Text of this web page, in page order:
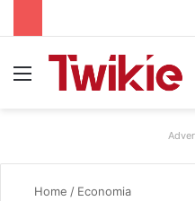
Home / Economia